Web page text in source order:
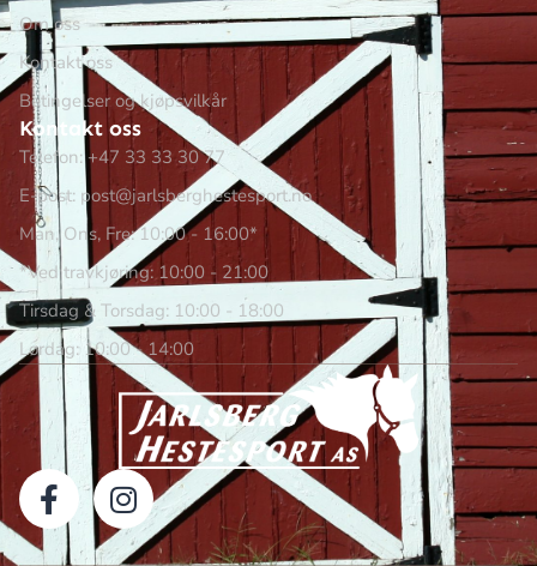
Om oss
Kontakt oss
Betingelser og kjøpsvilkår
Kontakt oss
Telefon: +47 33 33 30 77
E-post: post@jarlsberghestesport.no
Man, Ons, Fre: 10:00 - 16:00*
*Ved travkjøring: 10:00 - 21:00
Tirsdag & Torsdag: 10:00 - 18:00
Lørdag: 10:00 - 14:00